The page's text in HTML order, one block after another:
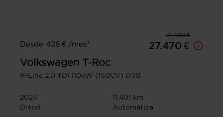
31.490 €
Desde 426 € /mes*
27.470 €
Volkswagen T-Roc
R-Line 2.0 TDI 110kW (150CV) DSG
2024
11.401 km
Diésel
Automática